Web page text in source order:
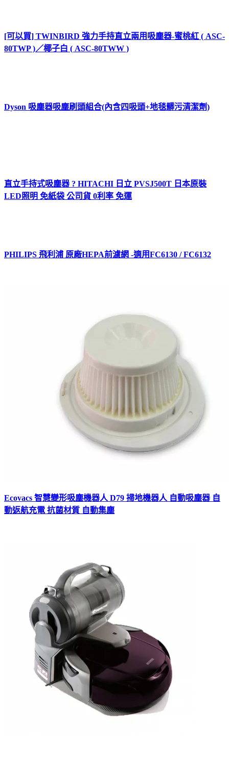
[可以買] TWINBIRD 強力手持直立兩用吸塵器-蜜桃紅 ( ASC-
80TWP )／椰子白 ( ASC-80TWW )
Dyson 吸塵器吸塵刷頭組合(內含四吸頭+地毯髒污清潔劑)
直立手持式吸塵器 ? HITACHI 日立 PVSJ500T 日本原裝
LED照明 免紙袋 公司貨 0利率 免運
PHILIPS 飛利浦 原廠HEPA前濾網 -適用FC6130 / FC6132
Ecovacs 智慧變形吸塵機器人 D79 掃地機器人 自動吸塵器 自
動返航充電 抗菌材質 自動集塵